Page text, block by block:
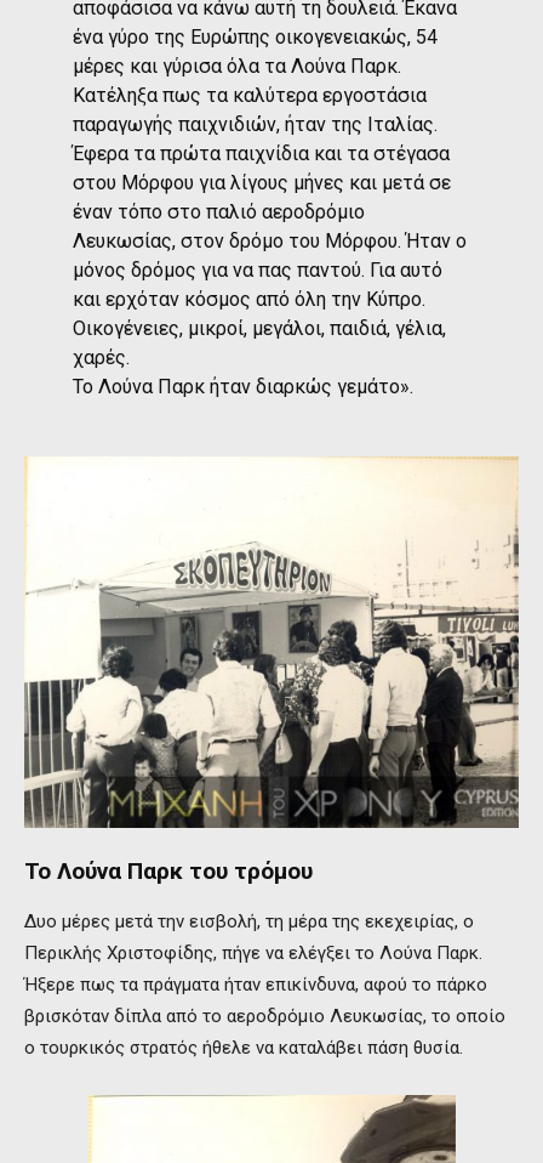
αποφάσισα να κάνω αυτή τη δουλειά. Έκανα
ένα γύρο της Ευρώπης οικογενειακώς, 54
μέρες και γύρισα όλα τα Λούνα Παρκ.
Κατέληξα πως τα καλύτερα εργοστάσια
παραγωγής παιχνιδιών, ήταν της Ιταλίας.
Έφερα τα πρώτα παιχνίδια και τα στέγασα
στου Μόρφου για λίγους μήνες και μετά σε
έναν τόπο στο παλιό αεροδρόμιο
Λευκωσίας, στον δρόμο του Μόρφου. Ήταν ο
μόνος δρόμος για να πας παντού. Για αυτό
και ερχόταν κόσμος από όλη την Κύπρο.
Οικογένειες, μικροί, μεγάλοι, παιδιά, γέλια,
χαρές.
Το Λούνα Παρκ ήταν διαρκώς γεμάτο».
Το Λούνα Παρκ του τρόμου
Δυο μέρες μετά την εισβολή, τη μέρα της εκεχειρίας, ο
Περικλής Χριστοφίδης, πήγε να ελέγξει το Λούνα Παρκ.
Ήξερε πως τα πράγματα ήταν επικίνδυνα, αφού το πάρκο
βρισκόταν δίπλα από το αεροδρόμιο Λευκωσίας, το οποίο
ο τουρκικός στρατός ήθελε να καταλάβει πάση θυσία.